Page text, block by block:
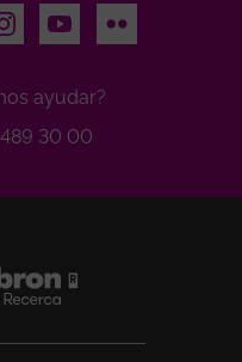
YoutubeFlickr
ayudar?
30 00